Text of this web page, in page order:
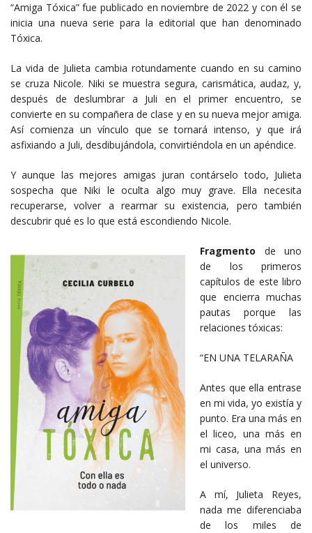
“Amiga Tóxica” fue publicado en noviembre de 2022 y con él se
inicia una nueva serie para la editorial que han denominado
Tóxica.
La vida de Julieta cambia rotundamente cuando en su camino
se cruza Nicole. Niki se muestra segura, carismática, audaz, y,
después de deslumbrar a Juli en el primer encuentro, se
convierte en su compañera de clase y en su nueva mejor amiga.
Así comienza un vínculo que se tornará intenso, y que irá
asfixiando a Juli, desdibujándola, convirtiéndola en un apéndice.
Y aunque las mejores amigas juran contárselo todo, Julieta
sospecha que Niki le oculta algo muy grave. Ella necesita
recuperarse, volver a rearmar su existencia, pero también
descubrir qué es lo que está escondiendo Nicole.
Fragmento de uno
de los primeros
capítulos de este libro
que encierra muchas
pautas porque las
relaciones tóxicas:
“EN UNA TELARAÑA
Antes que ella entrase
en mi vida, yo existía y
punto. Era una más en
el liceo, una más en
mi casa, una más en
el universo.
A mí, Julieta Reyes,
nada me diferenciaba
de los miles de